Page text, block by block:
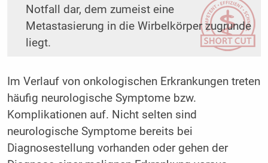
Notfall dar, dem zumeist eine
Metastasierung in die Wirbelkörper zugrunde
liegt.
Im Verlauf von onkologischen Erkrankungen treten
häufig neurologische Symptome bzw.
Komplikationen auf. Nicht selten sind
neurologische Symptome bereits bei
Diagnosestellung vorhanden oder gehen der